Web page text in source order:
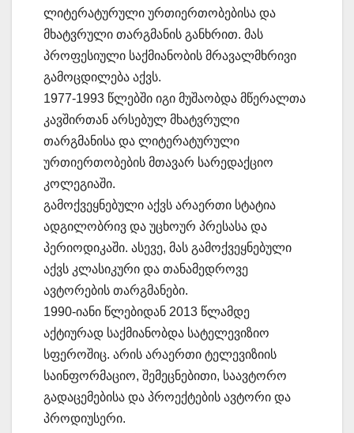
ლიტერატურული ურთიერთობებისა და
მხატვრული თარგმანის განხრით. მას
პროფესიული საქმიანობის მრავალმხრივი
გამოცდილება აქვს.
1977-1993 წლებში იგი მუშაობდა მწერალთა
კავშირთან არსებულ მხატვრული
თარგმანისა და ლიტერატურული
ურთიერთობების მთავარ სარედაქციო
კოლეგიაში.
გამოქვეყნებული აქვს არაერთი სტატია
ადგილობრივ და უცხოურ პრესასა და
პერიოდიკაში. ასევე, მას გამოქვეყნებული
აქვს კლასიკური და თანამედროვე
ავტორების თარგმანები.
1990-იანი წლებიდან 2013 წლამდე
აქტიურად საქმიანობდა სატელევიზიო
სფეროშიც. არის არაერთი ტელევიზიის
საინფორმაციო, შემეცნებითი, საავტორო
გადაცემებისა და პროექტების ავტორი და
პროდიუსერი.